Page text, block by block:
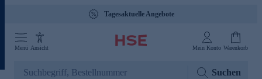
Tagesaktuelle Angebote
Menü Ansicht Mein Konto Warenkorb
Suchen